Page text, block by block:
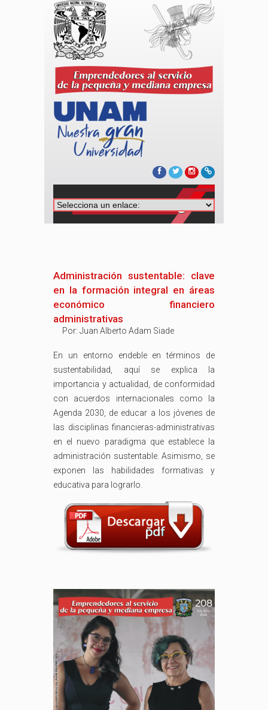
Administración sustentable: clave
en la formación integral en áreas
económico financiero
administrativas
Por: Juan Alberto Adam Siade
En un entorno endeble en términos de
sustentabilidad, aquí se explica la
importancia y actualidad, de conformidad
con acuerdos internacionales como la
Agenda 2030, de educar a los jóvenes de
las disciplinas financieras-administrativas
en el nuevo paradigma que establece la
administración sustentable. Asimismo, se
exponen las habilidades formativas y
educativa para lograrlo.